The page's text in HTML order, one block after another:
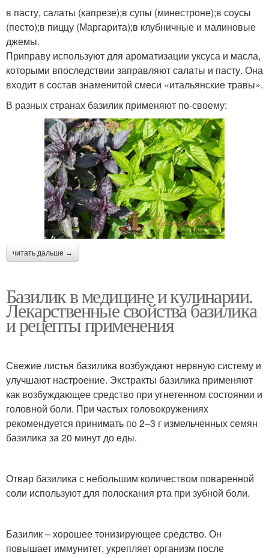
в пасту, салаты (капрезе);в супы (минестроне);в соусы
(песто);в пиццу (Маргарита);в клубничные и малиновые
джемы.
Приправу используют для ароматизации уксуса и масла,
которыми впоследствии заправляют салаты и пасту. Она
входит в состав знаменитой смеси «итальянские травы».
В разных странах базилик применяют по-своему:
читать дальше →
Базилик в медицине и кулинарии.
Лекарственные свойства базилика
и рецепты применения
Свежие листья базилика возбуждают нервную систему и
улучшают настроение. Экстракты базилика применяют
как возбуждающее средство при угнетенном состоянии и
головной боли. При частых головокружениях
рекомендуется принимать по 2–3 г измельченных семян
базилика за 20 минут до еды.
Отвар базилика с небольшим количеством поваренной
соли используют для полоскания рта при зубной боли.
Базилик – хорошее тонизирующее средство. Он
повышает иммунитет, укрепляет организм после